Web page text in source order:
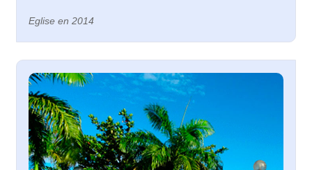
Eglise en 2014